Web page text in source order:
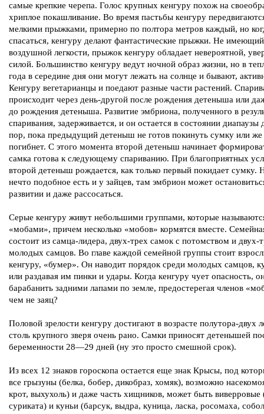
самые крепкие черепа. Голос крупных кенгуру похож на
хриплое покашливание. Во время пастьбы кенгуру
мелкими прыжками, примерно по полтора метров каждый, но
спасаться, кенгуру делают фантастические прыжки. Не имеющий
воздушной легкости, прыжок кенгуру обладает невероятной,
силой. Большинство кенгуру ведут ночной образ жизни, но в
года в середине дня они могут лежать на солнце и бывают,
Кенгуру вегетарианцы и поедают разные части растений.
происходит через день-другой после рождения детеныша или
до рождения детеныша. Развитие эмбриона, полученного в
спаривания, задерживается, и он остается в состоянии диапаузы
пор, пока предыдущий детеныш не готов покинуть сумку или же
погибнет. С этого момента второй детеныш начинает
самка готова к следующему спариванию. При благоприятных
второй детеныш рождается, как только первый покидает сумку.
нечто подобное есть и у зайцев, там эмбрион может
развитии и даже рассосаться.
Серые кенгуру живут небольшими группами, которые
«мобами», причем несколько «мобов» кормятся вместе.
состоит из самца-лидера, двух-трех самок с потомством и двух-
молодых самцов. Во главе каждой семейной группы стоит
кенгуру, «бумер». Он наводит порядок среди молодых самцов,
или раздавая им пинки и удары. Когда кенгуру чует опасность,
барабанить задними лапами по земле, предостерегая членов
чем не заяц?
Половой зрелости кенгуру достигают в возрасте полутора-двух
столь крупного зверя очень рано. Самки приносят детенышей
беременности 28—29 дней (ну это просто смешной срок).
Из всех 12 знаков гороскопа остается еще знак Крысы, под
все грызуны (белка, бобер, дикобраз, хомяк), возможно
крот, выхухоль) и даже часть хищников, может быть виверровые
суриката) и куньи (барсук, выдра, куница, ласка, росомаха,